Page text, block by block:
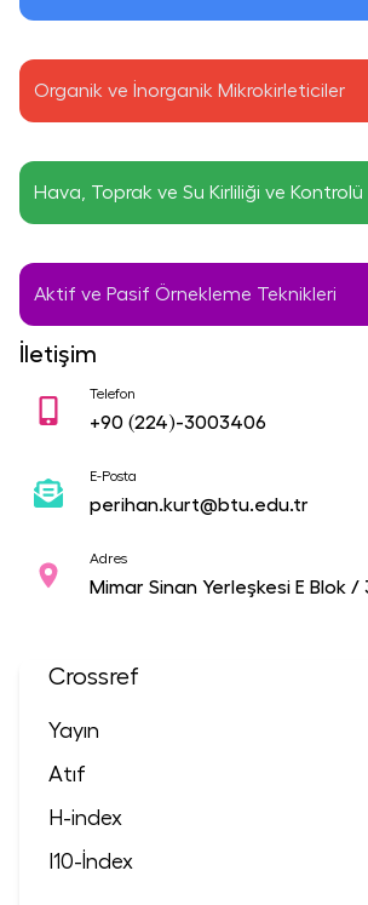
Organik ve İnorganik Mikrokirleticiler
Hava, Toprak ve Su Kirliliği ve Kontrolü
Aktif ve Pasif Örnekleme Teknikleri
İletişim
Telefon
+90 (224)-3003406
E-Posta
perihan.kurt@btu.edu.tr
Adres
Mimar Sinan Yerleşkesi E Blok /
Crossref
Yayın
Atıf
H-index
I10-İndex